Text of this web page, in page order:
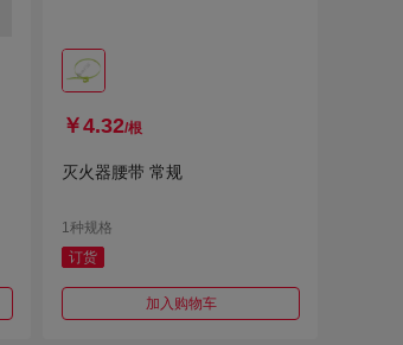
￥4.32/根
灭火器腰带 常规
1种规格
订货
加入购物车